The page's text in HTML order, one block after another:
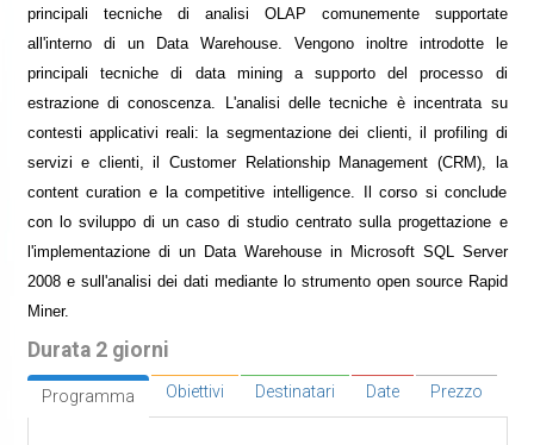
principali tecniche di analisi OLAP comunemente supportate
all'interno di un Data Warehouse. Vengono inoltre introdotte le
principali tecniche di data mining a supporto del processo di
estrazione di conoscenza. L'analisi delle tecniche è incentrata su
contesti applicativi reali: la segmentazione dei clienti, il profiling di
servizi e clienti, il Customer Relationship Management (CRM), la
content curation e la competitive intelligence. Il corso si conclude
con lo sviluppo di un caso di studio centrato sulla progettazione e
l'implementazione di un Data Warehouse in Microsoft SQL Server
2008 e sull'analisi dei dati mediante lo strumento open source Rapid
Miner.
Durata 2 giorni
Programma Obiettivi Destinatari Date Prezzo